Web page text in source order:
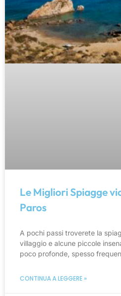
Le Migliori Spiagge
Paros
A pochi passi troverete la
villaggio e alcune piccole
poco profonde, spesso
CONTINUA A LEGGERE »